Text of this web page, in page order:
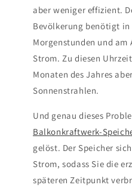
aber weniger effizient.
Bevölkerung benötigt in
Morgenstunden und am
Strom. Zu diesen
Monaten des Jahres
Sonnenstrahlen.
Und genau dieses
Balkonkraftwerk-
gelöst. Der Speicher
Strom, sodass Sie die
späteren Zeitpunkt